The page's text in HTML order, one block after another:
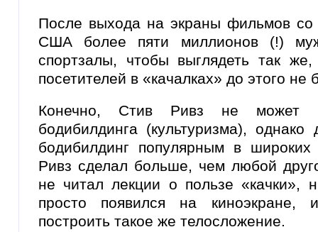
После выхода на экраны фильмов со
США более пяти миллионов (!)
спортзалы, чтобы выглядеть так
посетителей в «качалках» до этого не
Конечно, Стив Ривз не может
бодибилдинга (культуризма),
бодибилдинг популярным в
Ривз сделал больше, чем любой
не читал лекции о пользе «качки»,
просто появился на
построить такое же телосложение.